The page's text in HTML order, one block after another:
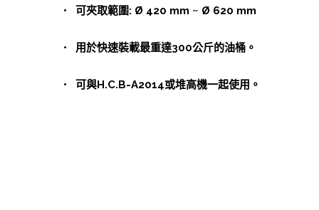
• 可夾取範圍: Ø 420 mm ~ Ø 620 mm
• 用於快速裝載最重達300公斤的油桶。
• 可與H.C.B-A2014或堆高機一起使用。